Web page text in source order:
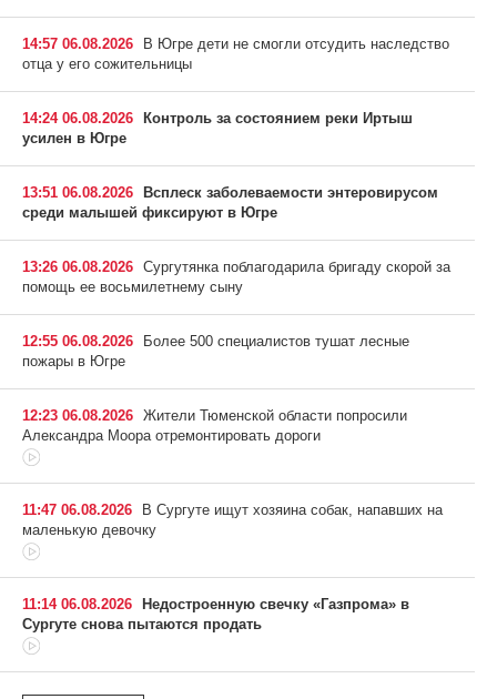
14:57 06.08.2026
В Югре дети не смогли отсудить наследство
отца у его сожительницы
14:24 06.08.2026
Контроль за состоянием реки Иртыш
усилен в Югре
13:51 06.08.2026
Всплеск заболеваемости энтеровирусом
среди малышей фиксируют в Югре
13:26 06.08.2026 Сургутянка поблагодарила бригаду скорой за
помощь ее восьмилетнему сыну
12:55 06.08.2026
Более 500 специалистов тушат лесные
пожары в Югре
12:23 06.08.2026 Жители Тюменской области попросили
Александра Моора отремонтировать дороги
11:47 06.08.2026
В Сургуте ищут хозяина собак, напавших на
маленькую девочку
11:14 06.08.2026
Недостроенную свечку «Газпрома» в
Сургуте снова пытаются продать